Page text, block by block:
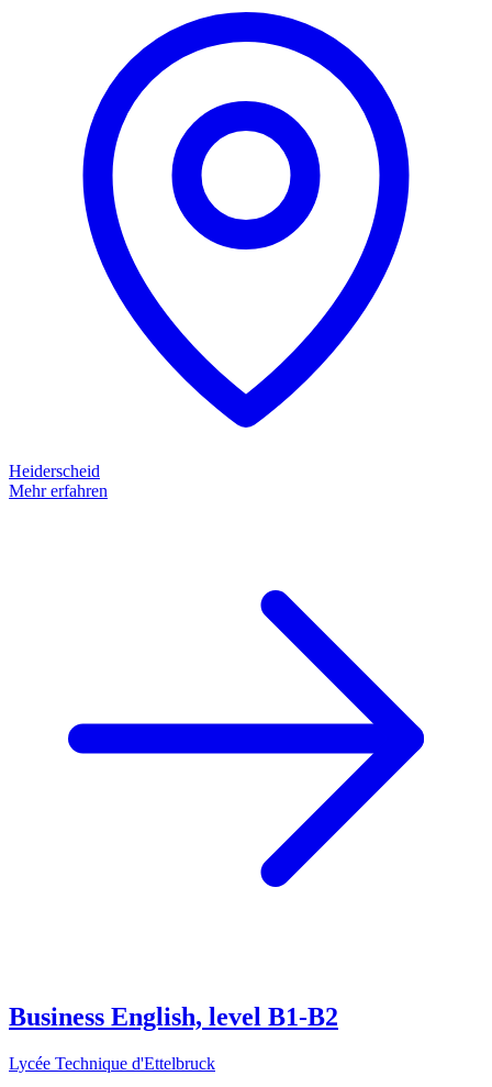
Heiderscheid
Mehr erfahren
Business English, level B1-B2
Lycée Technique d'Ettelbruck